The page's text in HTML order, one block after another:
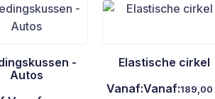
-
Autos
Elastische cirkel
Vanaf:Vanaf:189,00